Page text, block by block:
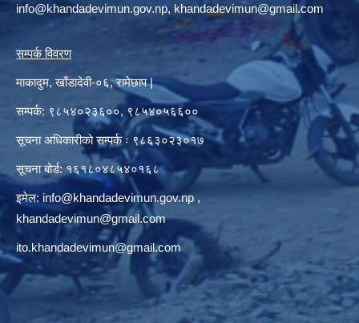
info@khandadevimun.gov.np, khandadevimun@gmail.com
सम्पर्क विवरण
माकादुम, खाँडादेवी-०६, रामेछाप |
सम्पर्क: ९८५४०२३६००, ९८५४०५६६००
सूचना अधिकारीको सम्पर्क ः ९८६३०२३०१७
सूचना बोर्ड: १६१८०४८५४०१६८
इमेल: info@khandadevimun.gov.np,
khandadevimun@gmail.com
ito.khandadevimun@gmail.com